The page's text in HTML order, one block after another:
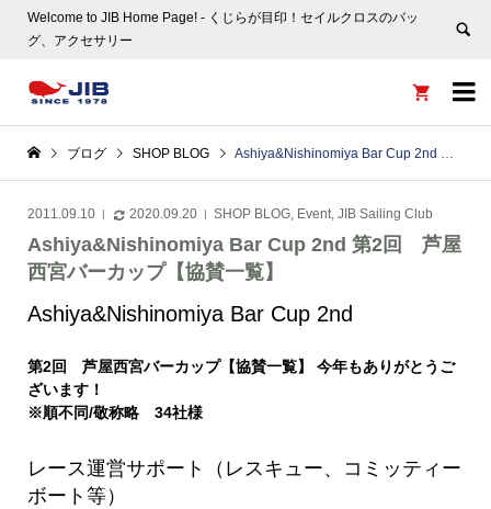
Welcome to JIB Home Page! ‐ くじらが目印！セイルクロスのバッ
グ、アクセサリー


ブログ SHOP BLOG Ashiya&Nishinomiya Bar Cup 2nd 第2回 芦屋西宮バーカップ【協賛一覧】
2011.09.10 2020.09.20 SHOP BLOG, Event, JIB Sailing Club
Ashiya&Nishinomiya Bar Cup 2nd 第2回 芦屋
西宮バーカップ【協賛一覧】
Ashiya&Nishinomiya Bar Cup 2nd
第2回 芦屋西宮バーカップ【協賛一覧】 今年もありがとうご
ざいます！
※順不同/敬称略 34社様
レース運営サポート（レスキュー、コミッティー
ボート等）